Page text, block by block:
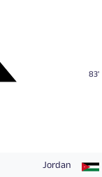
83'
Jordan